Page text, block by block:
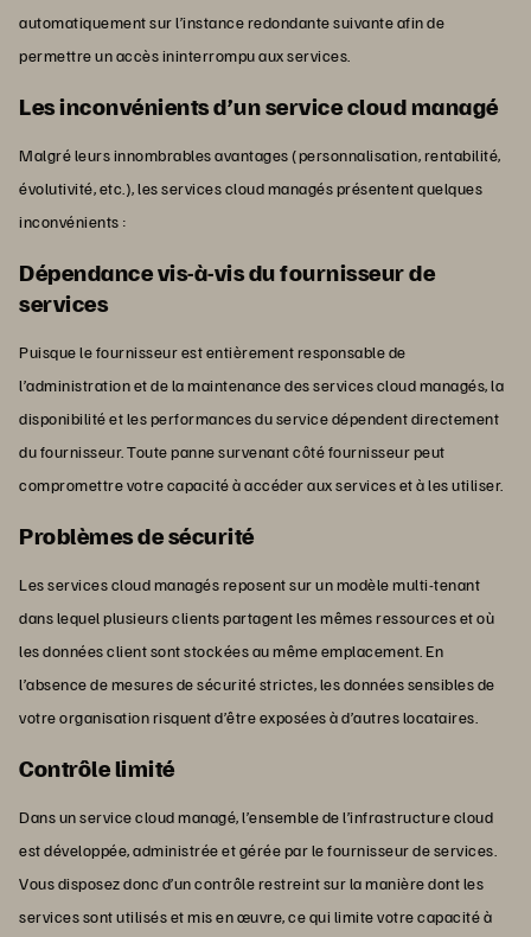
automatiquement sur l’instance redondante suivante afin de
permettre un accès ininterrompu aux services.
Les inconvénients d’un service cloud managé
Malgré leurs innombrables avantages (personnalisation, rentabilité,
évolutivité, etc.), les services cloud managés présentent quelques
inconvénients :
Dépendance vis-à-vis du fournisseur de
services
Puisque le fournisseur est entièrement responsable de
l’administration et de la maintenance des services cloud managés, la
disponibilité et les performances du service dépendent directement
du fournisseur. Toute panne survenant côté fournisseur peut
compromettre votre capacité à accéder aux services et à les utiliser.
Problèmes de sécurité
Les services cloud managés reposent sur un modèle multi-tenant
dans lequel plusieurs clients partagent les mêmes ressources et où
les données client sont stockées au même emplacement. En
l’absence de mesures de sécurité strictes, les données sensibles de
votre organisation risquent d’être exposées à d’autres locataires.
Contrôle limité
Dans un service cloud managé, l’ensemble de l’infrastructure cloud
est développée, administrée et gérée par le fournisseur de services.
Vous disposez donc d’un contrôle restreint sur la manière dont les
services sont utilisés et mis en œuvre, ce qui limite votre capacité à